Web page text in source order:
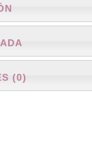
(0)